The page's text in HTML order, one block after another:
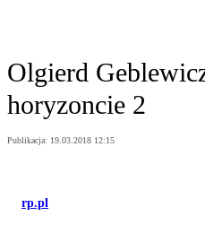
Olgierd
horyzoncie 2
Publikacja: 19.03.2018 12:15
rp.pl